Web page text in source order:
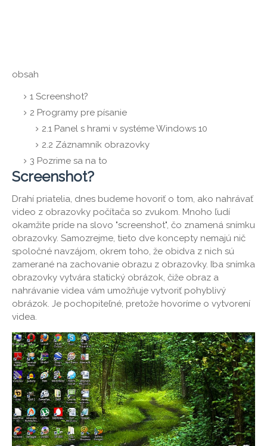
obsah
1 Screenshot?
2 Programy pre písanie
2.1 Panel s hrami v systéme Windows 10
2.2 Záznamník obrazovky
3 Pozrime sa na to
Screenshot?
Drahí priatelia, dnes budeme hovoriť o tom, ako nahrávať
video z obrazovky počítača so zvukom. Mnoho ľudí
okamžite príde na slovo "screenshot", čo znamená snímku
obrazovky. Samozrejme, tieto dve koncepty nemajú nič
spoločné navzájom, okrem toho, že obidva z nich sú
zamerané na zachovanie obrazu z obrazovky. Iba snímka
obrazovky vytvára statický obrázok, čiže obraz a
nahrávanie videa vám umožňuje vytvoriť pohyblivý
obrázok. Je pochopiteľné, pretože hovoríme o vytvorení
videa.